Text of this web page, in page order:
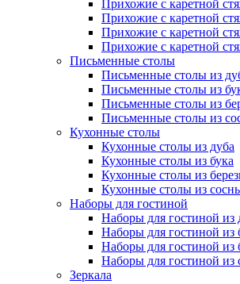
Прихожие с каретной
Прихожие с каретной
Прихожие с каретной
Прихожие с каретной
Письменные столы
Письменные столы из
Письменные столы из
Письменные столы из
Письменные столы из
Кухонные столы
Кухонные столы из дуба
Кухонные столы из бука
Кухонные столы из
Кухонные столы из
Наборы для гостиной
Наборы для гостиной из
Наборы для гостиной из
Наборы для гостиной из
Наборы для гостиной из
Зеркала